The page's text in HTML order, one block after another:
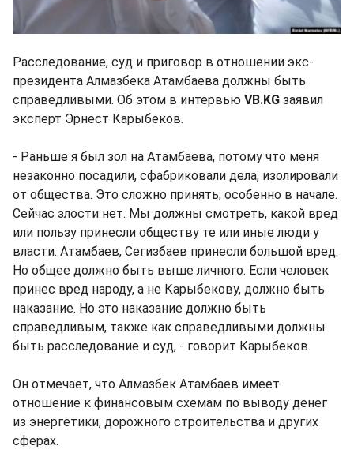
Расследование, суд и приговор в отношении экс-
президента Алмазбека Атамбаева должны быть
справедливыми. Об этом в интервью VB.KG заявил
эксперт Эрнест Карыбеков.
- Раньше я был зол на Атамбаева, потому что меня
незаконно посадили, сфабриковали дела, изолировали
от общества. Это сложно принять, особенно в начале.
Сейчас злости нет. Мы должны смотреть, какой вред
или пользу принесли обществу те или иные люди у
власти. Атамбаев, Сегизбаев принесли большой вред.
Но общее должно быть выше личного. Если человек
принес вред народу, а не Карыбекову, должно быть
наказание. Но это наказание должно быть
справедливым, также как справедливыми должны
быть расследование и суд, - говорит Карыбеков.
Он отмечает, что Алмазбек Атамбаев имеет
отношение к финансовым схемам по выводу денег
из энергетики, дорожного строительства и других
сферах.